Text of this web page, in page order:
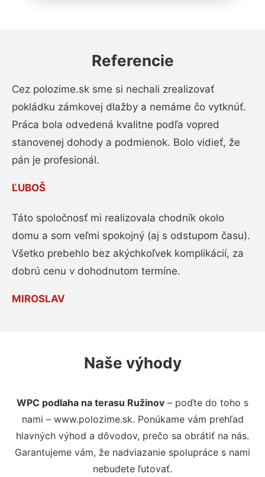
Referencie
Cez polozime.sk sme si nechali zrealizovať
pokládku zámkovej dlažby a nemáme čo vytknúť.
Práca bola odvedená kvalitne podľa vopred
stanovenej dohody a podmienok. Bolo vidieť, že
pán je profesionál.
ĽUBOŠ
Táto spoločnosť mi realizovala chodník okolo
domu a som veľmi spokojný (aj s odstupom času).
Všetko prebehlo bez akýchkoľvek komplikácií, za
dobrú cenu v dohodnutom termíne.
MIROSLAV
Naše výhody
WPC podlaha na terasu Ružinov – poďte do toho s
nami – www.polozime.sk. Ponúkame vám prehľad
hlavných výhod a dôvodov, prečo sa obrátiť na nás.
Garantujeme vám, že nadviazanie spolupráce s nami
nebudete ľutovať.